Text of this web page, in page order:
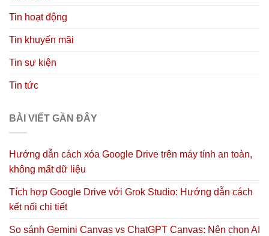
Tin hoạt động
Tin khuyến mãi
Tin sự kiện
Tin tức
BÀI VIẾT GẦN ĐÂY
Hướng dẫn cách xóa Google Drive trên máy tính an toàn,
không mất dữ liệu
Tích hợp Google Drive với Grok Studio: Hướng dẫn cách
kết nối chi tiết
So sánh Gemini Canvas vs ChatGPT Canvas: Nên chọn AI